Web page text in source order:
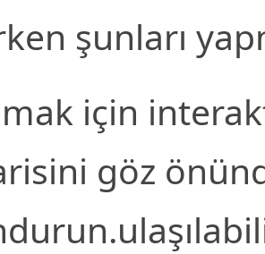
şunları
için
göz